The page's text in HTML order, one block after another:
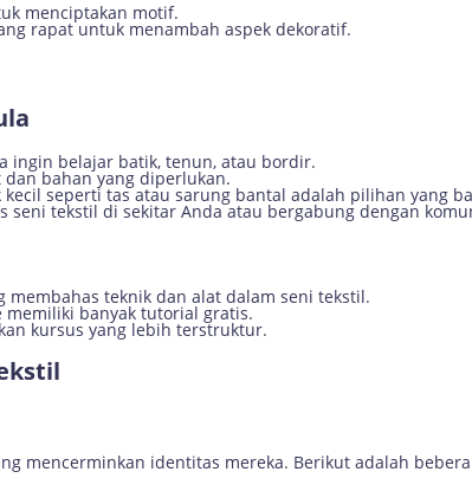
menciptakan motif.
rapat untuk menambah aspek dekoratif.
ingin belajar batik, tenun, atau bordir.
dan bahan yang diperlukan.
kecil seperti tas atau sarung bantal adalah pilihan yang
seni tekstil di sekitar Anda atau bergabung dengan
membahas teknik dan alat dalam seni tekstil.
memiliki banyak tutorial gratis.
kursus yang lebih terstruktur.
mencerminkan identitas mereka. Berikut adalah